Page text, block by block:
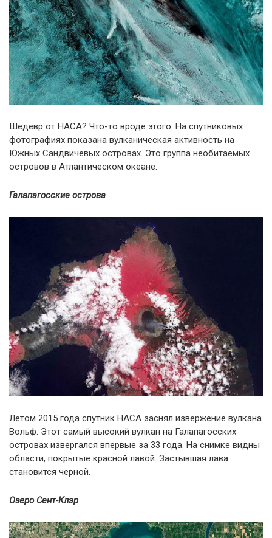
Шедевр от НАСА? Что-то вроде этого. На спутниковых
фотографиях показана вулканическая активность на
Южных Сандвичевых островах. Это группа необитаемых
островов в Атлантическом океане.
Галапагосские острова
Летом 2015 года спутник НАСА заснял извержение вулкана
Вольф. Этот самый высокий вулкан на Галапагосских
островах извергался впервые за 33 года. На снимке видны
области, покрытые красной лавой. Застывшая лава
становится черной.
Озеро Сент-Клэр